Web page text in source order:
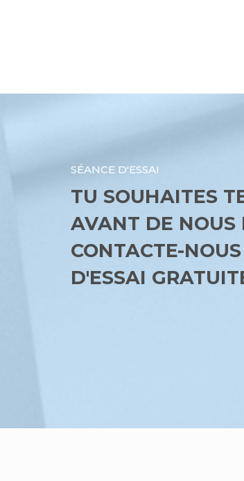
SÉANCE D'ESSAI
TU SOUHAITES
AVANT DE NOUS
CONTACTE-
D'ESSAI